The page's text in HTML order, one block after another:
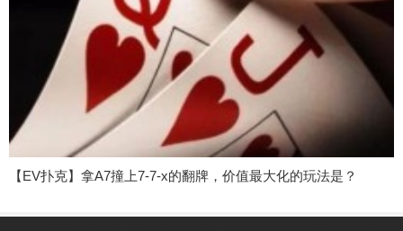
【EV扑克】拿A7撞上7-7-x的翻牌，价值最大化的玩法是？